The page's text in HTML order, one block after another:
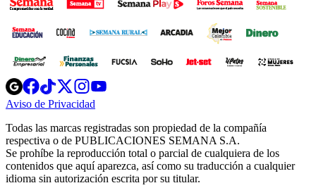
Opens
in
new
Opens
in
new
Opens
in
new
window
Opens
new
windowwindow
Aviso de Privacidad
new
window
Todas las marcas registradas son propiedad de la compañía
respectiva o de PUBLICACIONES SEMANA S.A.
Se prohíbe la reproducción total o parcial de cualquiera de los
contenidos que aquí aparezca, así como su traducción a cualquier
idioma sin autorización escrita por su titular.